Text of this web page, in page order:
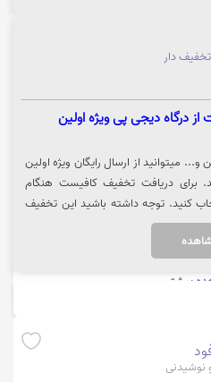
دار
از درگاه دیجی پی ویژه اولین
و... میتوانید از ارسال رایگان ویژه اولین
برای دریافت تخفیف کافیست هنگام
کنید. توجه داشته باشید این تخفیف
می باشد. جهت سفارش از تپسی فود،
بیشتر
نوشیدنی